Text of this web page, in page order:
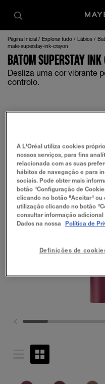
Página Inicial Explorar tudo Lábios
mate-superstay-ink-crayon
BATOM SUPERSTAY
Desliza uma cor vibrante
controlo.
A L'Oréal utiliza cookies
nossos serviços, para fins
relacionada com as suas
hábitos de navegação e para
sociais. Pode obter mais
botão "Configuração de
clicando no botão "Aceitar" ou
utilização clicando no botão
consultar informação
Dados na nossa
Política de
Definições de